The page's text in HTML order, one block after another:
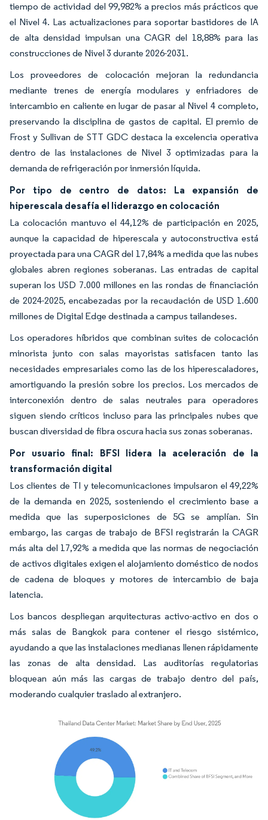
tiempo de actividad del 99,982% a precios más prácticos que
el Nivel 4. Las actualizaciones para soportar bastidores de IA
de alta densidad impulsan una CAGR del 18,88% para las
construcciones de Nivel 3 durante 2026-2031.
Los proveedores de colocación mejoran la redundancia
mediante trenes de energía modulares y enfriadores de
intercambio en caliente en lugar de pasar al Nivel 4 completo,
preservando la disciplina de gastos de capital. El premio de
Frost y Sullivan de STT GDC destaca la excelencia operativa
dentro de las instalaciones de Nivel 3 optimizadas para la
demanda de refrigeración por inmersión líquida.
Por tipo de centro de datos: La expansión de
hiperescala desafía el liderazgo en colocación
La colocación mantuvo el 44,12% de participación en 2025,
aunque la capacidad de hiperescala y autoconstructiva está
proyectada para una CAGR del 17,84% a medida que las nubes
globales abren regiones soberanas. Las entradas de capital
superan los USD 7.000 millones en las rondas de financiación
de 2024-2025, encabezadas por la recaudación de USD 1.600
millones de Digital Edge destinada a campus tailandeses.
Los operadores híbridos que combinan suites de colocación
minorista junto con salas mayoristas satisfacen tanto las
necesidades empresariales como las de los hiperescaladores,
amortiguando la presión sobre los precios. Los mercados de
interconexión dentro de salas neutrales para operadores
siguen siendo críticos incluso para las principales nubes que
buscan diversidad de fibra oscura hacia sus zonas soberanas.
Por usuario final: BFSI lidera la aceleración de la
transformación digital
Los clientes de TI y telecomunicaciones impulsaron el 49,22%
de la demanda en 2025, sosteniendo el crecimiento base a
medida que las superposiciones de 5G se amplían. Sin
embargo, las cargas de trabajo de BFSI registrarán la CAGR
más alta del 17,92% a medida que las normas de negociación
de activos digitales exigen el alojamiento doméstico de nodos
de cadena de bloques y motores de intercambio de baja
latencia.
Los bancos despliegan arquitecturas activo-activo en dos o
más salas de Bangkok para contener el riesgo sistémico,
ayudando a que las instalaciones medianas llenen rápidamente
las zonas de alta densidad. Las auditorías regulatorias
bloquean aún más las cargas de trabajo dentro del país,
moderando cualquier traslado al extranjero.